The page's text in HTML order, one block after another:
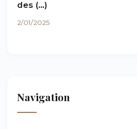
des (…)
2/01/2025
Navigation